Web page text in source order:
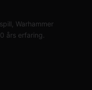
Warhammer
års erfaring.